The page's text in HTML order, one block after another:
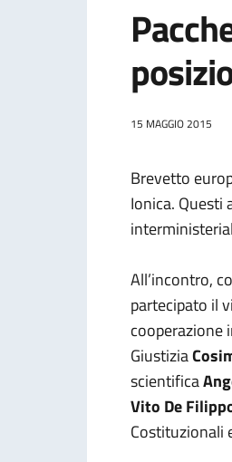
15 MAGGIO 2015
Brevetto
Ionica. Questi
All’incontro,
partecipato il
cooperazione
Giustizia
scientifica
Vito De
Costituzionali